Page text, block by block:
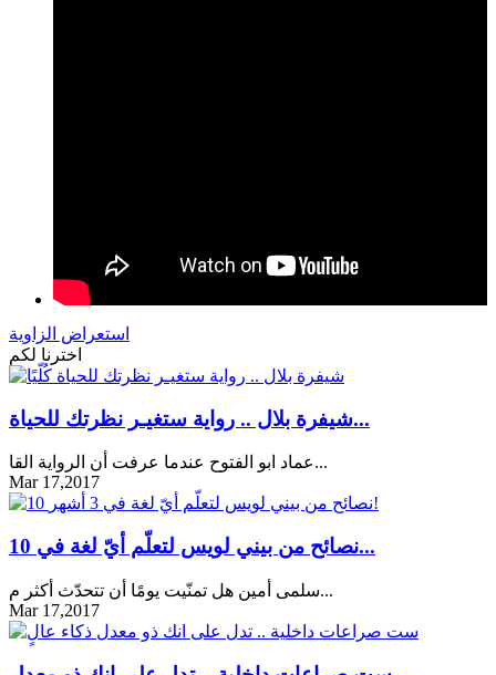
استعراض الزاوية
اخترنا لكم
شيفرة بلال .. رواية ستغيـر نظرتك للحياة...
عماد ابو الفتوح عندما عرفت أن الرواية القا...
Mar 17,2017
10 نصائح من بيني لويس لتعلّم أيّ لغة في...
سلمى أمين هل تمنّيت يومًا أن تتحدّث أكثر م...
Mar 17,2017